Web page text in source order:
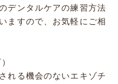
デンタルケアの練習方法
ますので、お気軽にご相
れる機会のないエキゾチ